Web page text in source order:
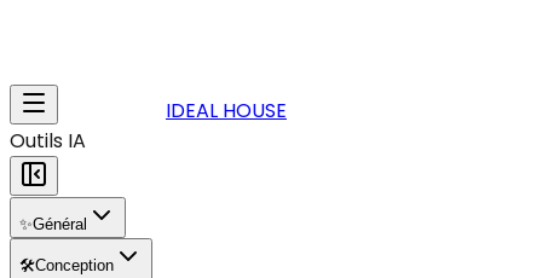
IDEAL HOUSE
Outils IA
✨Général
🛠️Conception